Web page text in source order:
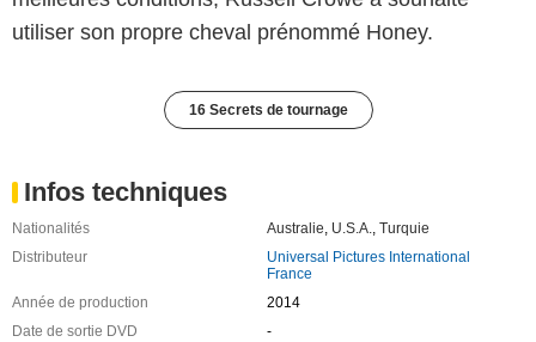
utiliser son propre cheval prénommé Honey.
16 Secrets de tournage
Infos techniques
Nationalités Australie, U.S.A., Turquie
Distributeur
Universal Pictures International
France
Année de production
2014
Date de sortie DVD
-